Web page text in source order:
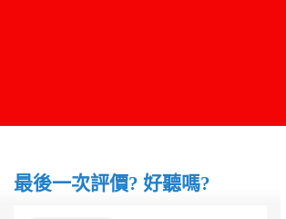
最後一次評價? 好聽嗎?